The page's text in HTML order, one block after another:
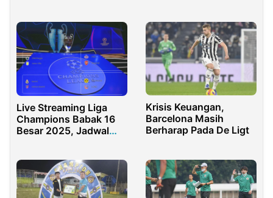
Live Streaming Liga
Champions Babak 16
Besar 2025, Jadwal
Krisis Keuangan,
Barcelona Masih
Berharap Pada De Ligt